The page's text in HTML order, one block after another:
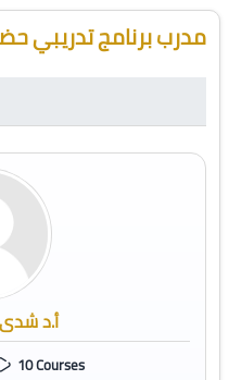
مدرب برنامج تدريبي
أ.د شدى
10 Courses